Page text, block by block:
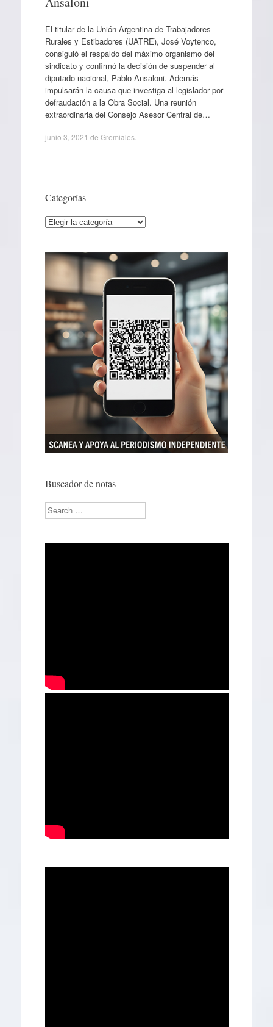
El titular de la Unión Argentina de Trabajadores
Rurales y Estibadores (UATRE), José Voytenco,
consiguió el respaldo del máximo organismo del
sindicato y confirmó la decisión de suspender al
diputado nacional, Pablo Ansaloni. Además
impulsarán la causa que investiga al legislador por
defraudación a la Obra Social. Una reunión
extraordinaria del Consejo Asesor Central de…
junio 3, 2021 de Gremiales.
Categorías
Categorías
Buscador de notas
Search